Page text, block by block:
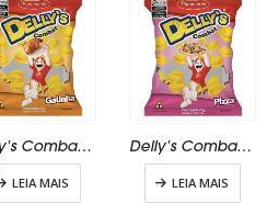
Delly’s Combat Galinha 23g
LEIA MAIS
Delly’s Combat Pizza 23g
LEIA MAIS